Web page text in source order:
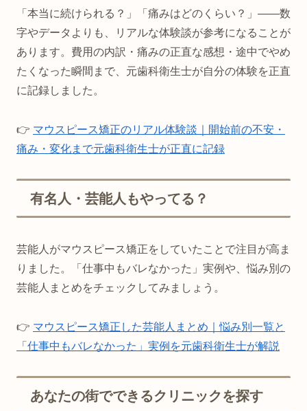
「本当に続けられる？」「痛みはどのくらい？」——数
字やデータよりも、リアルな体験談が参考になることが
あります。費用の内訳・痛みの正直な感想・途中でやめ
たくなった瞬間まで、元歯科衛生士が自分の体験を正直
に記録しました。
👉 マウスピース矯正のリアル体験談｜開始前の不安・
痛み・変化まで元歯科衛生士が正直に記録
有名人・芸能人もやってる？
芸能人がマウスピース矯正をしていたことで注目が高ま
りました。「仕事中もバレなかった」実例や、悩み別の
芸能人まとめをチェックしてみましょう。
👉 マウスピース矯正した芸能人まとめ｜悩み別一覧と
「仕事中もバレなかった」実例を元歯科衛生士が解説
あなたの街でできるクリニックを探す